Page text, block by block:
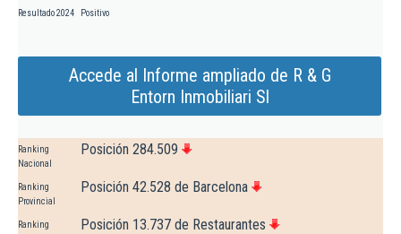
Resultado 2024 Positivo
Accede al Informe ampliado de R & G
Entorn Inmobiliari Sl
Ranking
Nacional
Posición 284.509
Ranking
Provincial
Posición 42.528 de Barcelona
Ranking
Posición 13.737 de Restaurantes